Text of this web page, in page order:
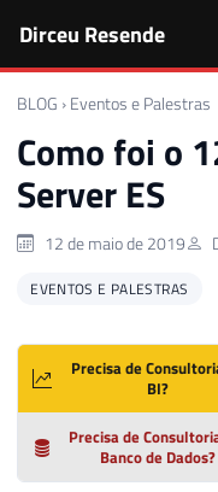
Dirceu Resende
BLOG › Eventos e Palestras
Como foi o
Server ES
12 de maio de 2019
EVENTOS E PALESTRAS
Precisa de
BI?
Precisa de
Banco de Dados?